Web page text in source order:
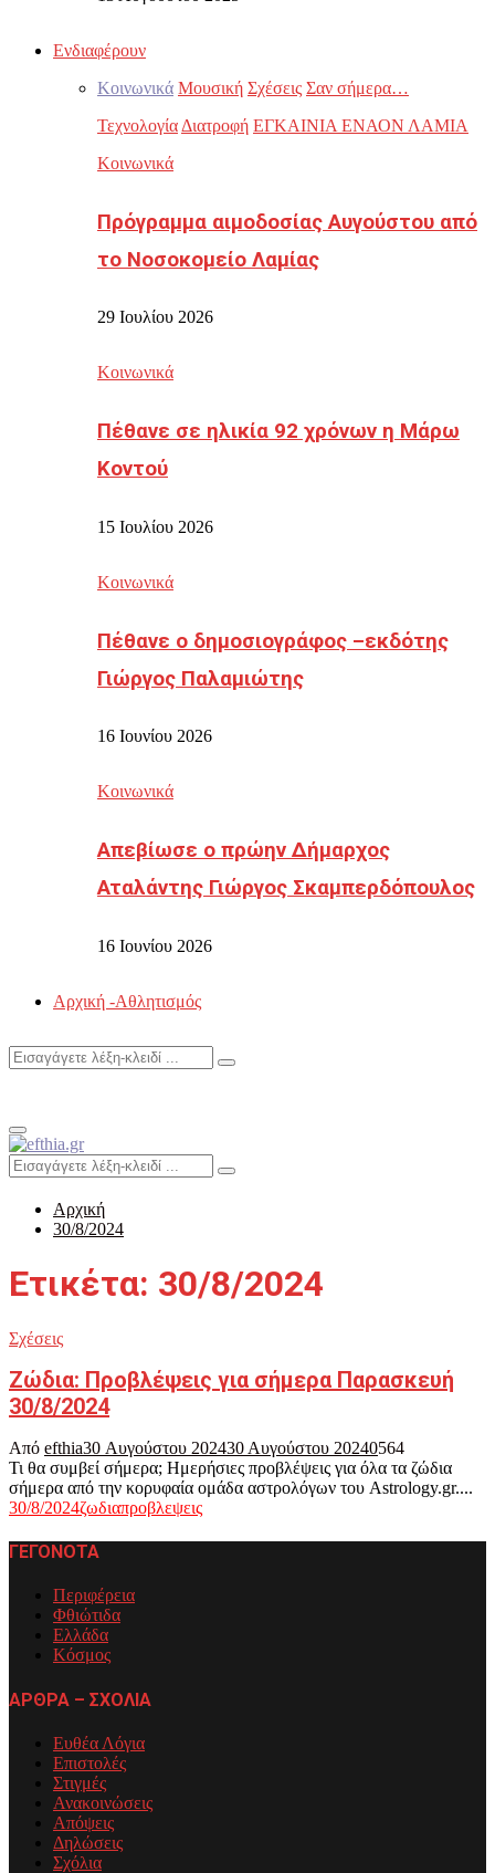
Ενδιαφέρουν
Κοινωνικά Μουσική Σχέσεις Σαν σήμερα…
Τεχνολογία Διατροφή ΕΓΚΑΙΝΙΑ ΕΝΑΟΝ ΛΑΜΙΑ
Κοινωνικά
Πρόγραμμα αιμοδοσίας Αυγούστου από
το Νοσοκομείο Λαμίας
29 Ιουλίου 2026
Κοινωνικά
Πέθανε σε ηλικία 92 χρόνων η Μάρω
Κοντού
15 Ιουλίου 2026
Κοινωνικά
Πέθανε ο δημοσιογράφος –εκδότης
Γιώργος Παλαμιώτης
16 Ιουνίου 2026
Κοινωνικά
Απεβίωσε ο πρώην Δήμαρχος
Αταλάντης Γιώργος Σκαμπερδόπουλος
16 Ιουνίου 2026
Αρχική -Αθλητισμός
Search
Search
Primary
Menu
Search
for:
Search
Αρχική
30/8/2024
Ετικέτα: 30/8/2024
Σχέσεις
Ζώδια: Προβλέψεις για σήμερα Παρασκευή
30/8/2024
Από efthia30 Αυγούστου 202430 Αυγούστου 20240564
Τι θα συμβεί σήμερα; Ημερήσιες προβλέψεις για όλα τα ζώδια
σήμερα από την κορυφαία ομάδα αστρολόγων του Astrology.gr....
30/8/2024ζωδιαπροβλεψεις
ΓΕΓΟΝΟΤΑ
Περιφέρεια
Φθιώτιδα
Ελλάδα
Κόσμος
ΑΡΘΡΑ – ΣΧΟΛΙΑ
Ευθέα Λόγια
Επιστολές
Στιγμές
Ανακοινώσεις
Απόψεις
Δηλώσεις
Σχόλια